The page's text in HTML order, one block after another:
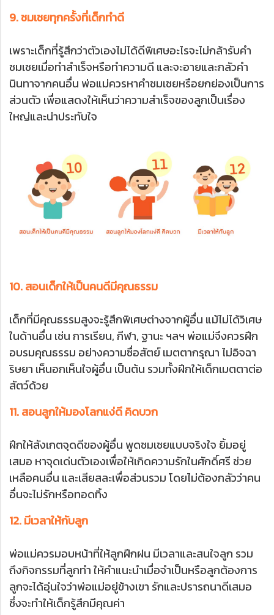
9. ชมเชยทุกครั้งที่เด็กทำดี
เพราะเด็กที่รู้สึกว่าตัวเองไม่ได้ดีพิเศษอะไรจะไม่กล้ารับคำ
ชมเชยเมื่อทำสำเร็จหรือทำความดี และจะอายและกลัวคำ
นินทาจากคนอื่น พ่อแม่ควรหาคำชมเชยหรือยกย่องเป็นการ
ส่วนตัว เพื่อแสดงให้เห็นว่าความสำเร็จของลูกเป็นเรื่อง
ใหญ่และน่าประทับใจ
10. สอนเด็กให้เป็นคนดีมีคุณธรรม
เด็กที่มีคุณธรรมสูงจะรู้สึกพิเศษต่างจากผู้อื่น แม้ไม่ได้วิเศษ
ในด้านอื่น เช่น การเรียน, กีฬา, ฐานะ ฯลฯ พ่อแม่จึงควรฝึก
อบรมคุณธรรม อย่างความซื่อสัตย์ เมตตากรุณา ไม่อิจฉา
ริษยา เห็นอกเห็นใจผู้อื่น เป็นต้น รวมทั้งฝึกให้เด็กเมตตาต่อ
สัตว์ด้วย
11. สอนลูกให้มองโลกแง่ดี คิดบวก
ฝึกให้สังเกตจุดดีของผู้อื่น พูดชมเชยแบบจริงใจ ยิ้มอยู่
เสมอ หาจุดเด่นตัวเองเพื่อให้เกิดความรักในศักดิ์ศรี ช่วย
เหลือคนอื่น และเสียสละเพื่อส่วนรวม โดยไม่ต้องกลัวว่าคน
อื่นจะไม่รักหรือทอดทิ้ง
12. มีเวลาให้กับลูก
พ่อแม่ควรมอบหน้าที่ให้ลูกฝึกฝน มีเวลาและสนใจลูก รวม
ถึงกิจกรรมที่ลูกทำ ให้คำแนะนำเมื่อจำเป็นหรือลูกต้องการ
ลูกจะได้อุ่นใจว่าพ่อแม่อยู่ข้างเขา รักและปรารถนาดีเสมอ
ซึ่งจะทำให้เด็กรู้สึกมีคุณค่า